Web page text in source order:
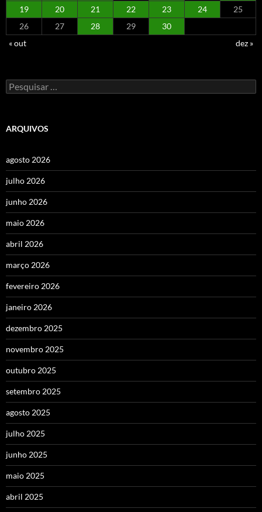
19
20 21 22 23 24
25
26
27 28 29
30
« out
dez »
Pesquisar
por:
ARQUIVOS
agosto 2026
julho 2026
junho 2026
maio 2026
abril 2026
março 2026
fevereiro 2026
janeiro 2026
dezembro 2025
novembro 2025
outubro 2025
setembro 2025
agosto 2025
julho 2025
junho 2025
maio 2025
abril 2025